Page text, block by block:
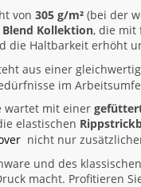
von 305 g/m² (bei der
Blend Kollektion, die mit
die Haltbarkeit erhöht
aus einer
im
wartet mit einer
elastischen
nicht nur
und des
macht. Profitieren